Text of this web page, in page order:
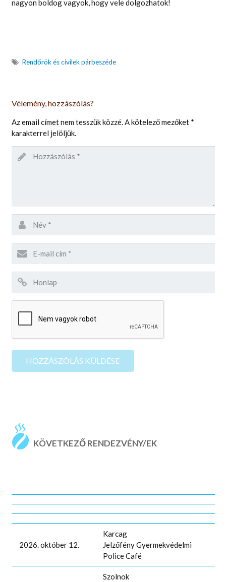
nagyon boldog vagyok, hogy vele dolgozhatok!
Rendőrök és civilek párbeszéde
Vélemény, hozzászólás?
Az email címet nem tesszük közzé.A kötelező mezőket *
karakterrel jelöljük.
KÖVETKEZŐ RENDEZVÉNY/EK
2026. október 12.
Karcag
Jelzőfény Gyermekvédelmi
Police Café
Szolnok